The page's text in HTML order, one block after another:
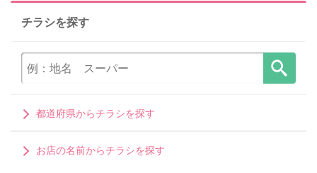
チラシを探す
都道府県からチラシを探す
お店の名前からチラシを探す